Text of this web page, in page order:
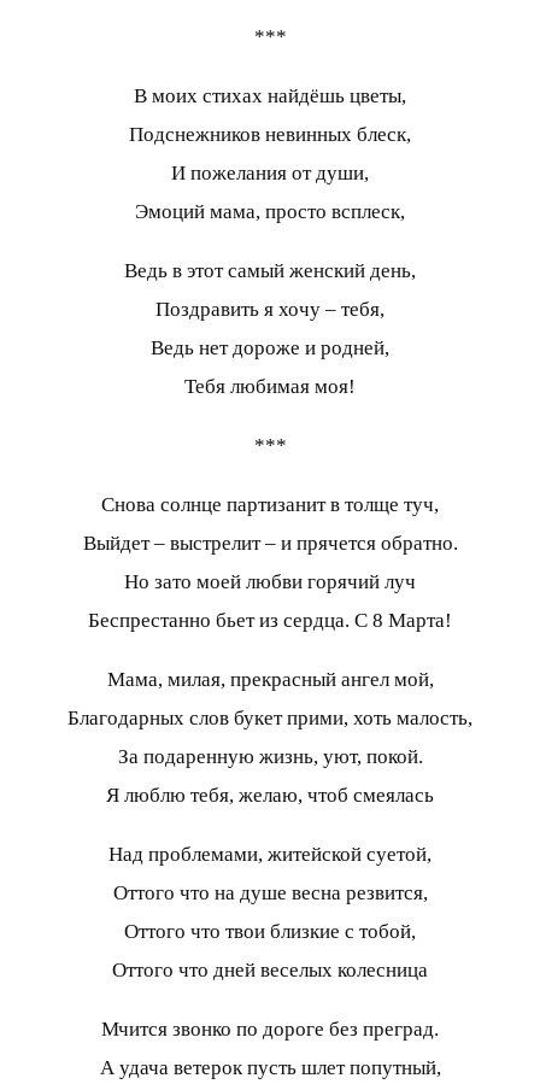
***
В моих стихах найдёшь цветы,
Подснежников невинных блеск,
И пожелания от души,
Эмоций мама, просто всплеск,
Ведь в этот самый женский день,
Поздравить я хочу – тебя,
Ведь нет дороже и родней,
Тебя любимая моя!
***
Снова солнце партизанит в толще туч,
Выйдет – выстрелит – и прячется обратно.
Но зато моей любви горячий луч
Беспрестанно бьет из сердца. С 8 Марта!
Мама, милая, прекрасный ангел мой,
Благодарных слов букет прими, хоть малость,
За подаренную жизнь, уют, покой.
Я люблю тебя, желаю, чтоб смеялась
Над проблемами, житейской суетой,
Оттого что на душе весна резвится,
Оттого что твои близкие с тобой,
Оттого что дней веселых колесница
Мчится звонко по дороге без преград.
А удача ветерок пусть шлет попутный,